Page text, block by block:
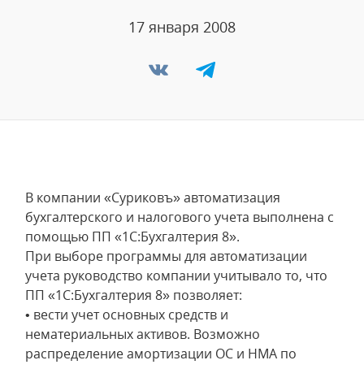
17 января 2008
В компании «Суриковъ» автоматизация
бухгалтерского и налогового учета выполнена с
помощью ПП «1С:Бухгалтерия 8».
При выборе программы для автоматизации
учета руководство компании учитывало то, что
ПП «1С:Бухгалтерия 8» позволяет:
• вести учет основных средств и
нематериальных активов. Возможно
распределение амортизации ОС и НМА по